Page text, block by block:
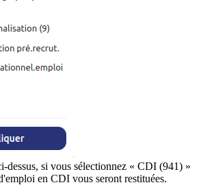
dessus, si vous sélectionnez « CDI (941) »
en CDI vous seront restituées.